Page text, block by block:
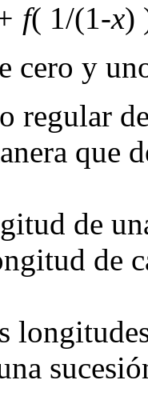
f( 1/(1-x)
cero y
regular
que
de
de